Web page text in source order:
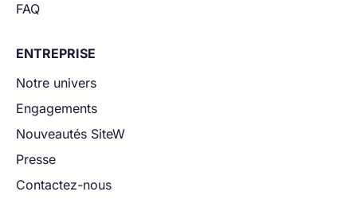
FAQ
ENTREPRISE
Notre univers
Engagements
Nouveautés SiteW
Presse
Contactez-nous